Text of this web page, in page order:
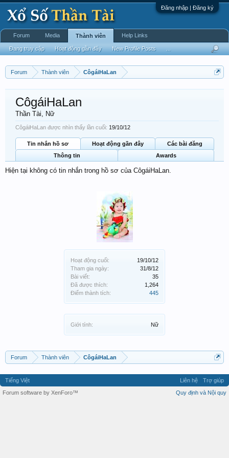
Đăng nhập | Đăng ký
Forum Thành viên CôgáiHaLan
Hoạt động cuối:
19/10/12
Tham gia ngày:
31/8/12
Bài viết:
35
Đã được thích:
1,264
Điểm thành tích:
445
Giới tính: Nữ
CôgáiHaLan
Thần Tài, Nữ
CôgáiHaLan được nhìn thấy lần cuối: 19/10/12
Tin nhắn hồ sơ Hoạt động gần đây
Các bài đăng
Thông tin
Awards
Hiện tại không có tin nhắn trong hồ sơ của CôgáiHaLan.
Forum Thành viên CôgáiHaLan
Forum Media Thành viên
Đang truy cập Hoạt động gần đây New Profile Posts
Help Links
Tiếng Việt Liên hệ
Trợ giúp
Quy định và Nội quy
Forum software by XenForo™